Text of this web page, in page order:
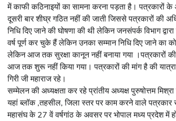
में काफी कठिनाइयों का सामना करना पड़ता है। पत्रकारों के
दूसरी बार शीघ्र गठित नहीं की जाती जिससे पत्रकारों की
निधि दिए जाने की घोषणा की थी लेकिन जनसंपर्क विभाग
वर्ष पूर्ण कर चुके हैं लेकिन उनका सम्मान निधि दिए जाने का
लेकिन आज तक सुरक्षा कानून नहीं बनाया गया ।पत्रकारों
आज तक शुरू नहीं किया गया। पत्रकारों की मांग है की
गिरी जी महाराज रहे।
सम्मेलन की अध्यक्षता कर रहे प्रांतीय अध्यक्ष पुरुषोत्तम
यहां ब्लॉक ,तहसील, जिला स्तर पर काम करने वाले
महासंघ के 27 वें वर्षगांठ के अवसर पर भोपाल मध्य प्रदेश में